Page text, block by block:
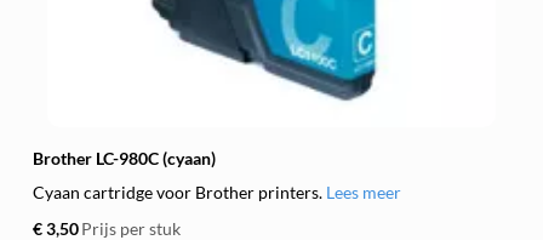
Brother LC-980C (cyaan)
Cyaan cartridge voor Brother printers. Lees meer
€ 3,50Prijs per stuk